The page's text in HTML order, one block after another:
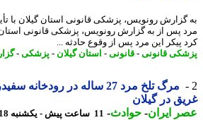
رونویس، پزشکی قانونی استان گیلان با تأیید
پس از به گزارش رونویس، پزشکی قانونی استان گیلان
پیکر این مرد پس از وقوع حادثه ...
قانونی-قانونی-استان گیلان-پزشکی-گزارش
مرگ تلخ مرد 27 ساله در رودخانه
در گیلان
ایران- حوادث -11 ساعت پیش - یکشنبه 18 مرداد 1405، 22:45